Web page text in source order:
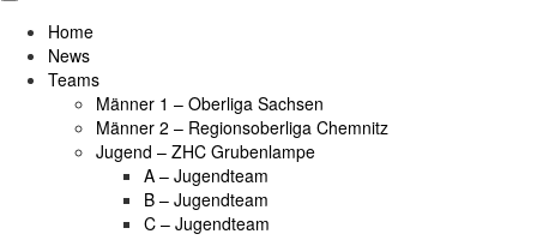
Home
News
Teams
Männer 1 – Oberliga Sachsen
Männer 2 – Regionsoberliga Chemnitz
Jugend – ZHC Grubenlampe
A – Jugendteam
B – Jugendteam
C – Jugendteam